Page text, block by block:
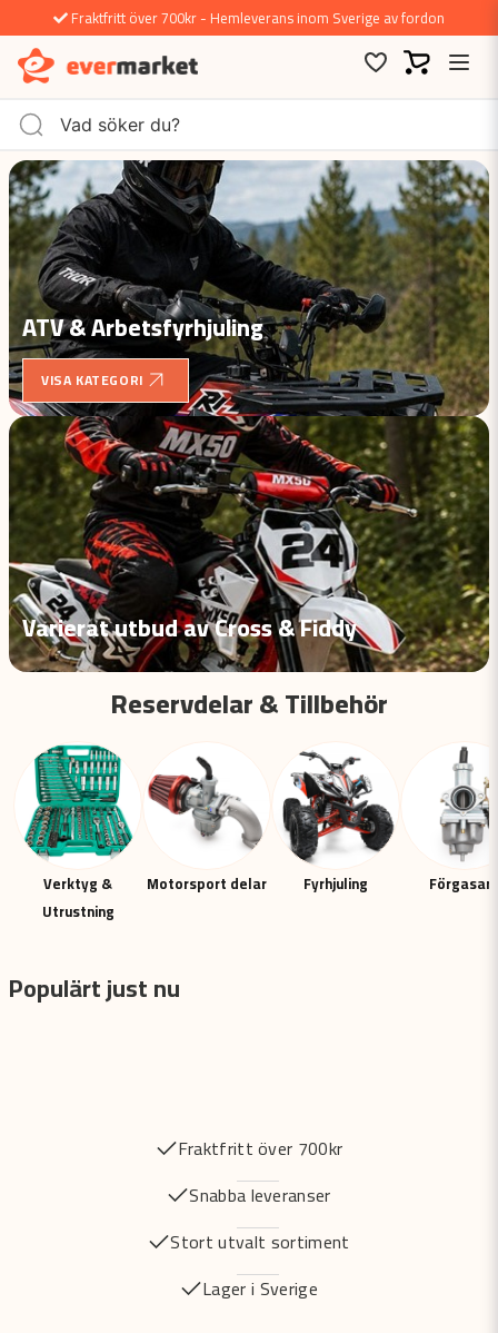
Fraktfritt över 700kr - Hemleverans inom Sverige av fordon
ATV & Arbetsfyrhjuling
VISA KATEGORI
Varierat utbud av Cross & Fiddy
Reservdelar & Tillbehör
Verktyg &
Utrustning
Motorsport delar Fyrhjuling
Populärt just nu
Fraktfritt över 700kr
Snabba leveranser
Stort utvalt sortiment
Lager i Sverige